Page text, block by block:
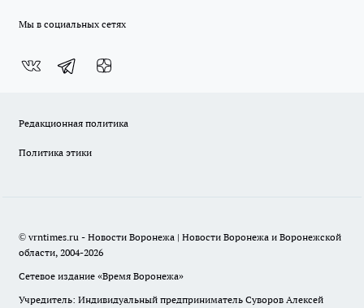
Мы в социальных сетях
Редакционная политика
Политика этики
© vrntimes.ru - Новости Воронежа | Новости Воронежа и Воронежской
области, 2004-2026
Сетевое издание «Время Воронежа»
Учредитель: Индивидуальный предприниматель Суворов Алексей